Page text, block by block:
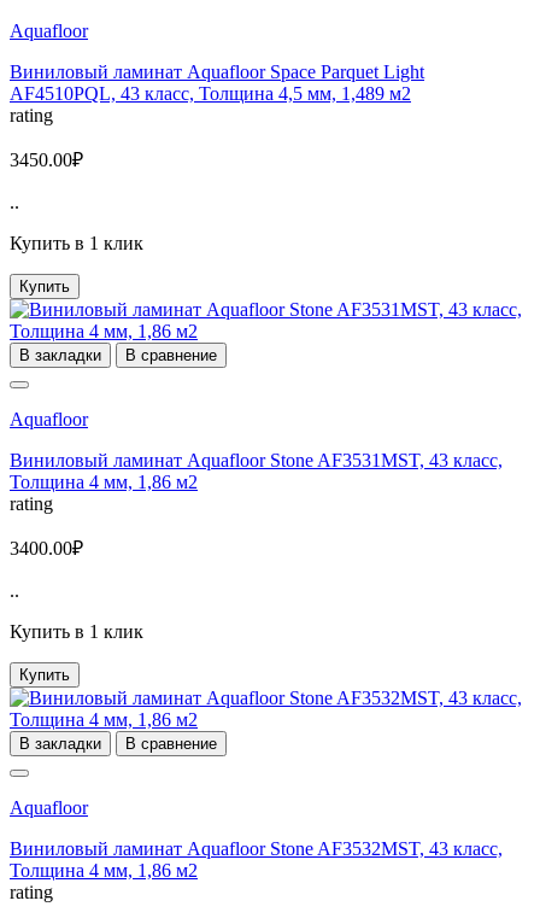
Aquafloor
Виниловый ламинат Aquafloor Space Parquet Light
AF4510PQL, 43 класс, Толщина 4,5 мм, 1,489 м2
rating
3450.00₽
..
Купить в 1 клик
Купить
В закладки В сравнение
Aquafloor
Виниловый ламинат Aquafloor Stone AF3531MST, 43 класс,
Толщина 4 мм, 1,86 м2
rating
3400.00₽
..
Купить в 1 клик
Купить
В закладки В сравнение
Aquafloor
Виниловый ламинат Aquafloor Stone AF3532MST, 43 класс,
Толщина 4 мм, 1,86 м2
rating